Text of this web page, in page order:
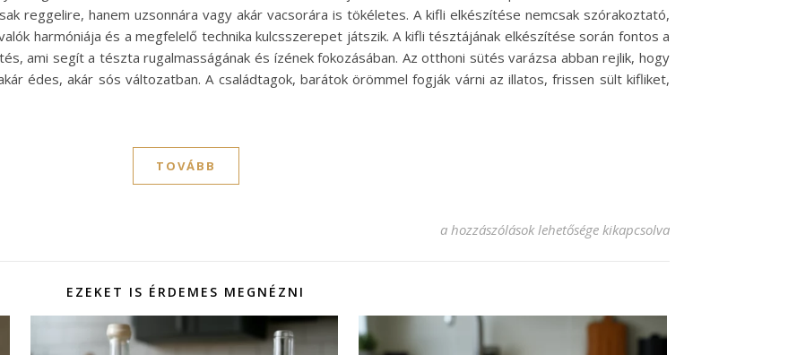
reggelire, hanem uzsonnára vagy akár vacsorára is tökéletes. A kifli elkészítése nemcsak szórakoztató,
harmóniája és a megfelelő technika kulcsszerepet játszik. A kifli tésztájának elkészítése során fontos a
ami segít a tészta rugalmasságának és ízének fokozásában. Az otthoni sütés varázsa abban rejlik, hogy
édes, akár sós változatban. A családtagok, barátok örömmel fogják várni az illatos, frissen sült kifliket,
TOVÁBB
Kifli recept: Az ízletes péksütemény titkai bejegyzéshez
a hozzászólások lehetősége kikapcsolva
EZEKET IS ÉRDEMES MEGNÉZNI